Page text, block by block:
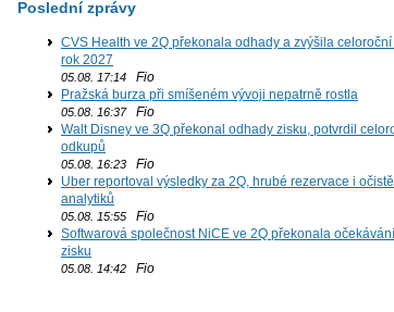
Poslední zprávy
CVS Health ve 2Q překonala odhady a zvýšila
rok 2027
05.08. 17:14 Fio
Pražská burza při smíšeném vývoji nepatrně rostla
05.08. 16:37Fio
Walt Disney ve 3Q překonal odhady zisku, potvrdil
odkupů
05.08. 16:23 Fio
Uber reportoval výsledky za 2Q, hrubé rezervace i
analytiků
05.08. 15:55 Fio
Softwarová společnost NiCE ve 2Q překonala
zisku
05.08. 14:42 Fio